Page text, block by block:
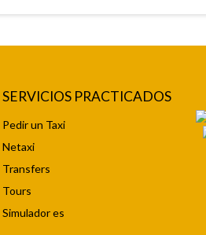
SERVICIOS PRACTICADOS
Pedir un Taxi
Netaxi
Transfers
Tours
Simulador es